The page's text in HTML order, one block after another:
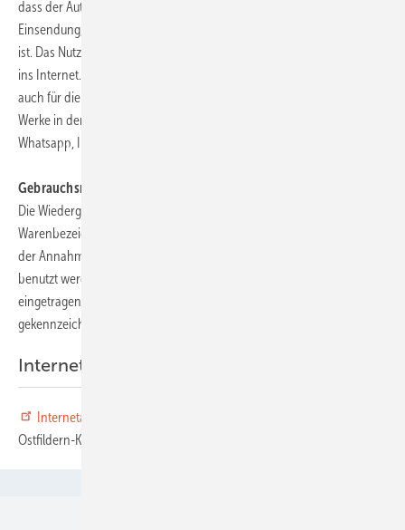
dass der Autor Inhaber der Urheber- und Verwertungsrechte der
Einsendung, inkl. event. eingesandter Abbildungen und Tabellen usw.
ist. Das Nutzungsrecht umfasst ein mögliches Einstellen der Beiträge
ins Internet. Bis auf Widerruf (
auch für die Verwendung von Bildern, Graphiken sowie audiovisueller
Werke in den Social Media-Kanälen Facebook, TikTok, LinkedIn,
Whatsapp, Instagram, Twitter und YouTube.
Gebrauchsnamen:
Die Wiedergabe von Gebrauchsnamen, Handelsnamen,
Warenbezeichnungen und dgl. auf dieser Website berechtigt nicht zu
der Annahme, dass solche Namen ohne weiteres von jedermann
benutzt werden dürfen; oft handelt es sich um gesetzlich geschützte
eingetragene Warenzeichen, auch wenn sie nicht als solche
gekennzeichnet sind.
Internetagentur - Drupal Entwicklung
Internetagentur
Ostfildern-Kemnat